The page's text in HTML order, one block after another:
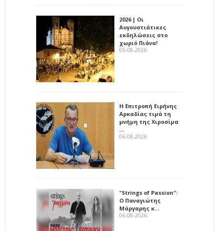
2026 | Οι
Αυγουστιάτικες
εκδηλώσεις στο
χωριό Πιάνα!
06-08-2026
Η Επιτροπή Ειρήνης
Αρκαδίας τιμά τη
μνήμη της Χιροσίμα
…
06-08-2026
"Strings of Passion":
Ο Παναγιώτης
Μάργαρης κ…
06-08-2026